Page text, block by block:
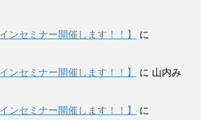
ンセミナー開催します！！】
に
ンセミナー開催します！！】
に 山内み
ンセミナー開催します！！】
に